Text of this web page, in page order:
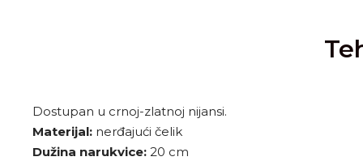
Dostupan u crnoj-zlatnoj nijansi.
Materijal: nerđajući čelik
Dužina narukvice: 20 cm